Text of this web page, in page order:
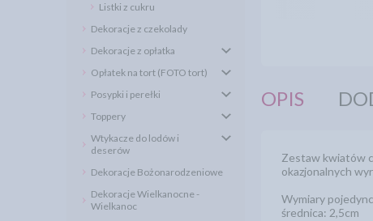
Listki z cukru
Dekoracje z czekolady
Dekoracje z opłatka
Opłatek na tort (FOTO tort)
Posypki i perełki
Toppery
Wtykacze do lodów i
deserów
Dekoracje Bożonarodzeniowe
Dekoracje Wielkanocne -
Wielkanoc
OPIS
Zestaw kwiatów
okazjonalnych
Wymiary
średnica: 2,5cm